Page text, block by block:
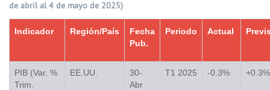
de abril al 4 de mayo de 2025)
Indicador Región/País
Fecha
Pub.
Periodo Actual
PIB (Var. %
Trim.
EE.UU.
30-
Abr
T1 2025 -0.3% +0.3%